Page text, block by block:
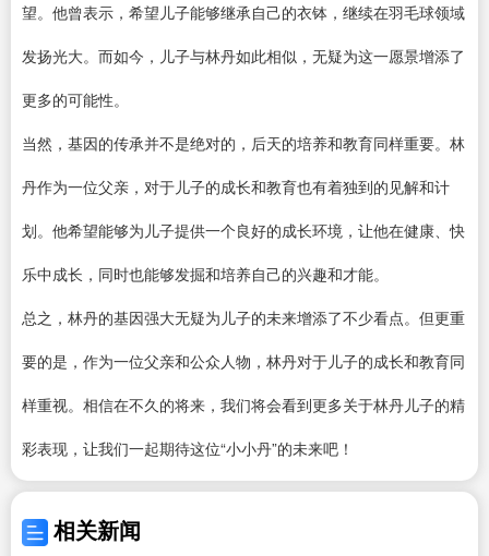
望。他曾表示，希望儿子能够继承自己的衣钵，继续在羽毛球领域
发扬光大。而如今，儿子与林丹如此相似，无疑为这一愿景增添了
更多的可能性。
当然，基因的传承并不是绝对的，后天的培养和教育同样重要。林
丹作为一位父亲，对于儿子的成长和教育也有着独到的见解和计
划。他希望能够为儿子提供一个良好的成长环境，让他在健康、快
乐中成长，同时也能够发掘和培养自己的兴趣和才能。
总之，林丹的基因强大无疑为儿子的未来增添了不少看点。但更重
要的是，作为一位父亲和公众人物，林丹对于儿子的成长和教育同
样重视。相信在不久的将来，我们将会看到更多关于林丹儿子的精
彩表现，让我们一起期待这位“小小丹”的未来吧！
相关新闻